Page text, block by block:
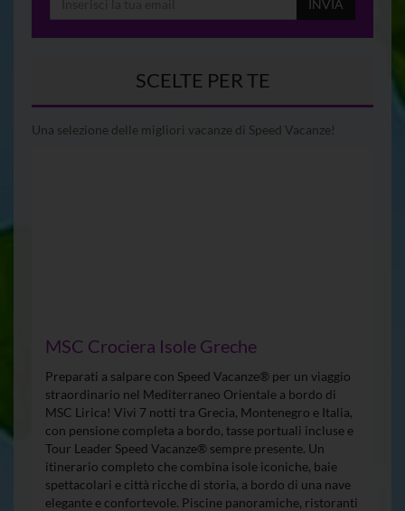
INVIA
SCELTE PER TE
Una selezione delle migliori vacanze di Speed Vacanze!
MSC Crociera Isole Greche
Preparati a salpare con Speed Vacanze® per un viaggio
straordinario nel Mediterraneo Orientale a bordo di
MSC Lirica! Vivi 7 notti tra Grecia, Montenegro e Italia,
con pensione completa a bordo, tasse portuali incluse e
Tour Leader Speed Vacanze® sempre presente. Un
itinerario completo che combina isole iconiche, baie
spettacolari e città ricche di storia, a bordo di una nave
elegante e confortevole. Piscine panoramiche, ristoranti